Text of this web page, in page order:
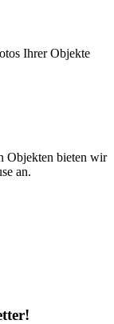
Ihrer Objekte
Objekten bieten wir
an.